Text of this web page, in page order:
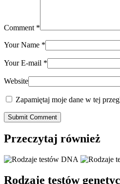
Comment *
Your Name *
Your E-mail *
Website
Zapamiętaj moje dane w tej
Submit Comment
Przeczytaj również
Rodzaje testów